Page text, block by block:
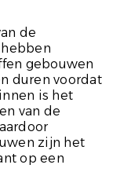
de
gebouwen
duren voordat
is het
van de
zijn het
op een